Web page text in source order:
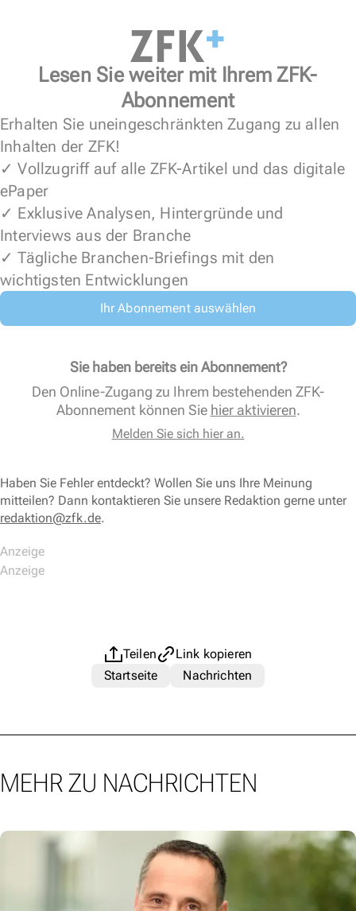
Lesen Sie weiter mit Ihrem ZFK-
Abonnement
Erhalten Sie uneingeschränkten Zugang zu allen
Inhalten der ZFK!
✓ Vollzugriff auf alle ZFK-Artikel und das digitale
ePaper
✓ Exklusive Analysen, Hintergründe und
Interviews aus der Branche
✓ Tägliche Branchen-Briefings mit den
wichtigsten Entwicklungen
Ihr Abonnement auswählen
Sie haben bereits ein Abonnement?
Den Online-Zugang zu Ihrem bestehenden ZFK-
Abonnement können Sie hier aktivieren.
Melden Sie sich hier an.
Haben Sie Fehler entdeckt? Wollen Sie uns Ihre Meinung
mitteilen? Dann kontaktieren Sie unsere Redaktion gerne unter
redaktion@zfk.de.
Teilen
Link kopieren
Startseite
Nachrichten
MEHR ZU NACHRICHTEN